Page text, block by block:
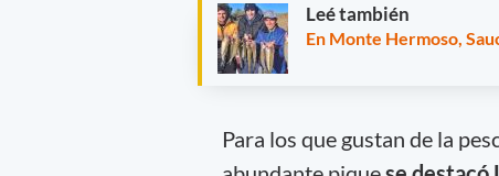
Leé también
En Monte Hermoso,
Para los que gustan de la